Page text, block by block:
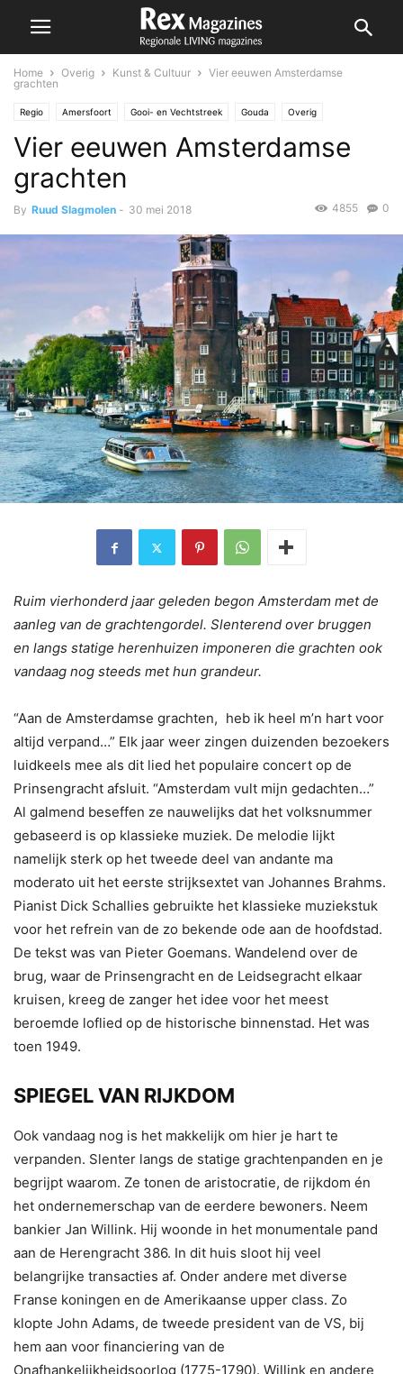
Home Overig Kunst & Cultuur
Vier eeuwen Amsterdamse
grachten
Regio Amersfoort Gooi- en Vechtstreek Gouda Overig
Kunst & Cultuur Nesselande Zoetermeer
Vier eeuwen Amsterdamse
grachten
By Ruud Slagmolen - 30 mei 2018 0
4855
Ruim vierhonderd jaar geleden begon Amsterdam met de
aanleg van de grachtengordel. Slenterend over bruggen
en langs statige herenhuizen imponeren die grachten ook
vandaag nog steeds met hun grandeur.
“Aan de Amsterdamse grachten, heb ik heel m’n hart voor
altijd verpand…” Elk jaar weer zingen duizenden bezoekers
luidkeels mee als dit lied het populaire concert op de
Prinsengracht afsluit. “Amsterdam vult mijn gedachten…”
Al galmend beseffen ze nauwelijks dat het volksnummer
gebaseerd is op klassieke muziek. De melodie lijkt
namelijk sterk op het tweede deel van andante ma
moderato uit het eerste strijksextet van Johannes Brahms.
Pianist Dick Schallies gebruikte het klassieke muziekstuk
voor het refrein van de zo bekende ode aan de hoofdstad.
De tekst was van Pieter Goemans. Wandelend over de
brug, waar de Prinsengracht en de Leidsegracht elkaar
kruisen, kreeg de zanger het idee voor het meest
beroemde loflied op de historische binnenstad. Het was
toen 1949.
SPIEGEL VAN RIJKDOM
Ook vandaag nog is het makkelijk om hier je hart te
verpanden. Slenter langs de statige grachtenpanden en je
begrijpt waarom. Ze tonen de aristocratie, de rijkdom én
het ondernemerschap van de eerdere bewoners. Neem
bankier Jan Willink. Hij woonde in het monumentale pand
aan de Herengracht 386. In dit huis sloot hij veel
belangrijke transacties af. Onder andere met diverse
Franse koningen en de Amerikaanse upper class. Zo
klopte John Adams, de tweede president van de VS, bij
hem aan voor financiering van de
Onafhankelijkheidsoorlog (1775-1790). Willink en andere